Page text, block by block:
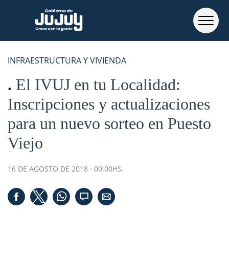
INFRAESTRUCTURA Y VIVIENDA
El IVUJ en tu Localidad:
Inscripciones y actualizaciones
para un nuevo sorteo en Puesto
Viejo
16 DE AGOSTO DE 2018 · 00:00HS.